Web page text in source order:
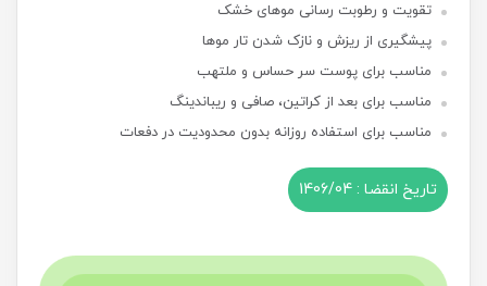
تقویت و رطوبت رسانی موهای خشک
پیشگیری از ریزش و نازک شدن تار موها
مناسب برای پوست سر حساس و ملتهب
مناسب برای بعد از کراتین، صافی و ریباندینگ
مناسب برای استفاده روزانه بدون محدودیت در دفعات